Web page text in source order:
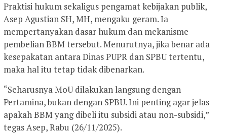
Praktisi hukum sekaligus pengamat kebijakan publik,
Asep Agustian SH, MH, mengaku geram. Ia
mempertanyakan dasar hukum dan mekanisme
pembelian BBM tersebut. Menurutnya, jika benar ada
kesepakatan antara Dinas PUPR dan SPBU tertentu,
maka hal itu tetap tidak dibenarkan.
“Seharusnya MoU dilakukan langsung dengan
Pertamina, bukan dengan SPBU. Ini penting agar jelas
apakah BBM yang dibeli itu subsidi atau non-subsidi,”
tegas Asep, Rabu (26/11/2025).